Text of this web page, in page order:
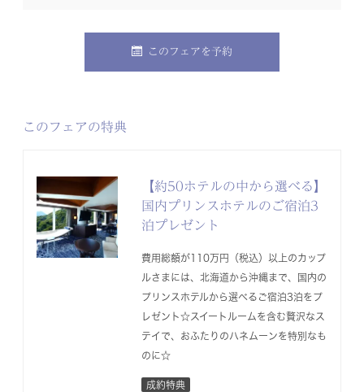
このフェアを予約
このフェアの特典
【約50ホテルの中から選べる】
国内プリンスホテルのご宿泊3
泊プレゼント
費用総額が110万円（税込）以上のカップ
ルさまには、北海道から沖縄まで、国内の
プリンスホテルから選べるご宿泊3泊をプ
レゼント☆スイートルームを含む贅沢なス
テイで、おふたりのハネムーンを特別なも
のに☆
成約特典